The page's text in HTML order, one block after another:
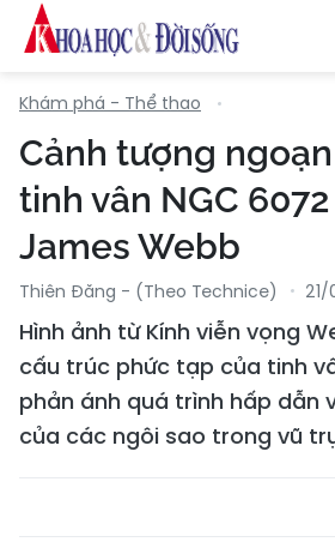
Khám phá - Thể thao
Cảnh tượng
tinh vân NGC
James Webb
Thiên Đăng - (Theo Technice)
Hình ảnh từ Kính viễn vọng
cấu trúc phức tạp của tinh
phản ánh quá trình hấp dẫn
của các ngôi sao trong vũ